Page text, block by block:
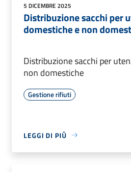
5 DICEMBRE 2025
Distribuzione sacchi per
domestiche e non
Distribuzione sacchi per
non domestiche
Gestione rifiuti
LEGGI DI PIÙ